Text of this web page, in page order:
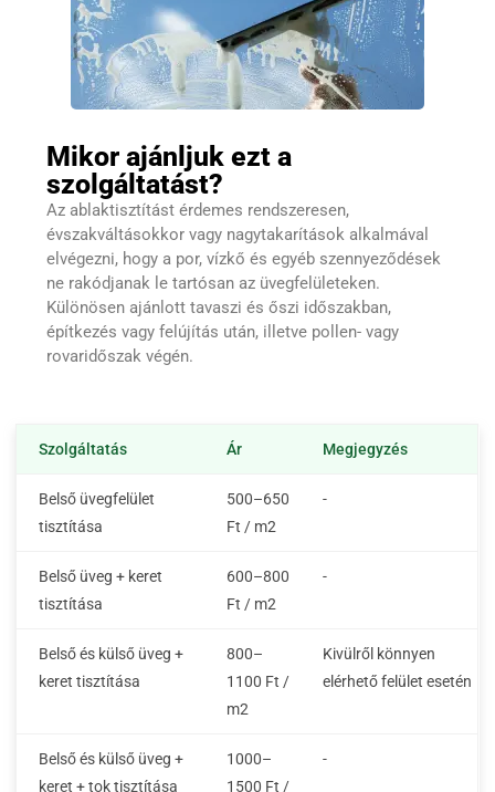
Mikor ajánljuk ezt a
szolgáltatást?
Az ablaktisztítást érdemes rendszeresen,
évszakváltásokkor vagy nagytakarítások alkalmával
elvégezni, hogy a por, vízkő és egyéb szennyeződések
ne rakódjanak le tartósan az üvegfelületeken.
Különösen ajánlott tavaszi és őszi időszakban,
építkezés vagy felújítás után, illetve pollen- vagy
rovaridőszak végén.
Szolgáltatás Ár Megjegyzés
Belső üvegfelület
tisztítása
500–650
Ft / m2
-
Belső üveg + keret
tisztítása
600–800
Ft / m2
-
Belső és külső üveg +
keret tisztítása
800–
1100 Ft /
m2
Kivülről könnyen
elérhető felület esetén
Belső és külső üveg +
keret + tok tisztítása
1000–
1500 Ft /
-